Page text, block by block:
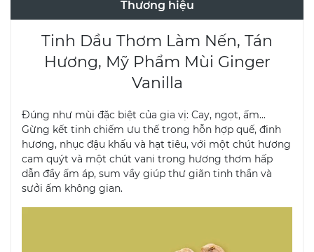
Thương hiệu
Tinh Dầu Thơm Làm Nến, Tán
Hương, Mỹ Phẩm Mùi Ginger
Vanilla
Đúng như mùi đặc biệt của gia vị: Cay, ngọt, ấm...
Gừng kết tinh chiếm ưu thế trong hỗn hợp quế, đinh
hương, nhục đậu khấu và hạt tiêu, với một chút hương
cam quýt và một chút vani trong hương thơm hấp
dẫn đầy ấm áp, sum vầy giúp thư giãn tinh thần và
sưởi ấm không gian.